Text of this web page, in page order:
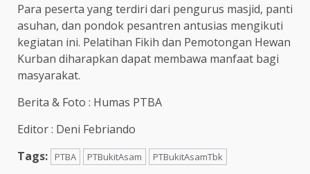
Para peserta yang terdiri dari pengurus masjid, panti
asuhan, dan pondok pesantren antusias mengikuti
kegiatan ini. Pelatihan Fikih dan Pemotongan Hewan
Kurban diharapkan dapat membawa manfaat bagi
masyarakat.
Berita & Foto : Humas PTBA
Editor : Deni Febriando
Tags:
PTBA PTBukitAsam PTBukitAsamTbk